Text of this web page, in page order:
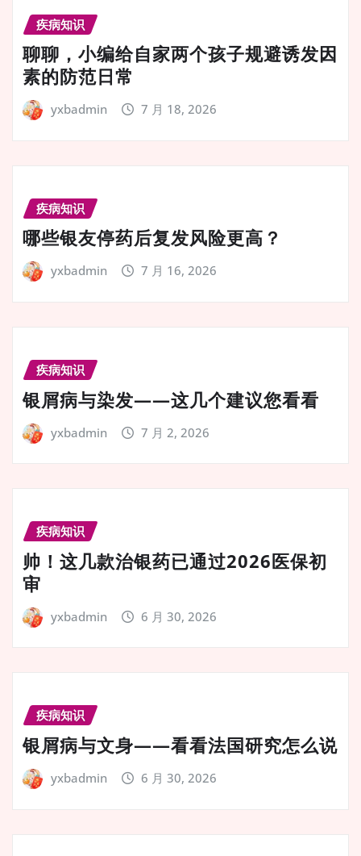
疾病知识
聊聊，小编给自家两个孩子规避诱发因
素的防范日常
yxbadmin 7 月 18, 2026
疾病知识
哪些银友停药后复发风险更高？
yxbadmin 7 月 16, 2026
疾病知识
银屑病与染发——这几个建议您看看
yxbadmin 7 月 2, 2026
疾病知识
帅！这几款治银药已通过2026医保初
审
yxbadmin 6 月 30, 2026
疾病知识
银屑病与文身——看看法国研究怎么说
yxbadmin 6 月 30, 2026